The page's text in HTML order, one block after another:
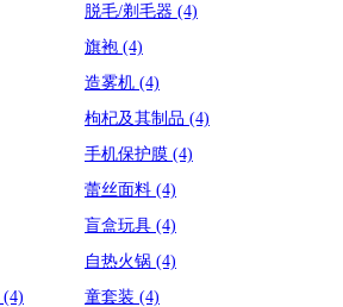
脱毛/剃毛器 (4)
旗袍 (4)
造雾机 (4)
枸杞及其制品 (4)
手机保护膜 (4)
蕾丝面料 (4)
盲盒玩具 (4)
自热火锅 (4)
(4) 童套装 (4)